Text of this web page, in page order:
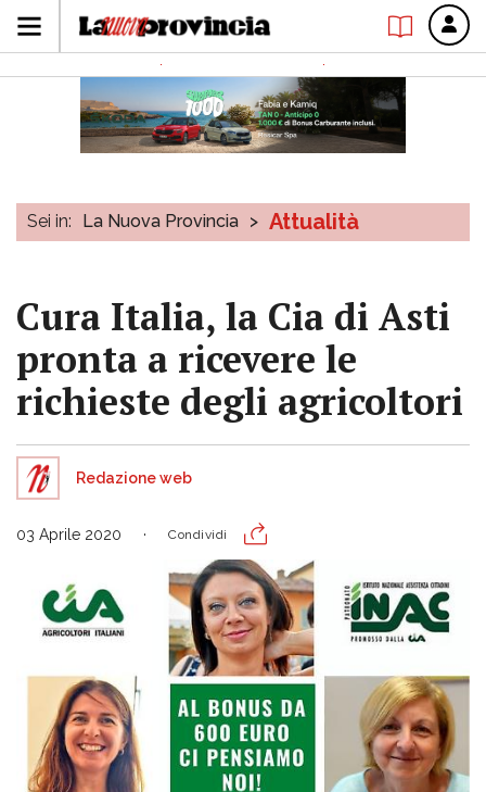
Sei in: La Nuova Provincia > Attualità
Cura Italia, la Cia di Asti
pronta a ricevere le
richieste degli agricoltori
Redazione web
03 Aprile 2020 Condividi